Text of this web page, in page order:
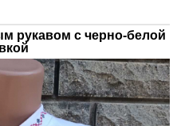
рукавом с черно-белой